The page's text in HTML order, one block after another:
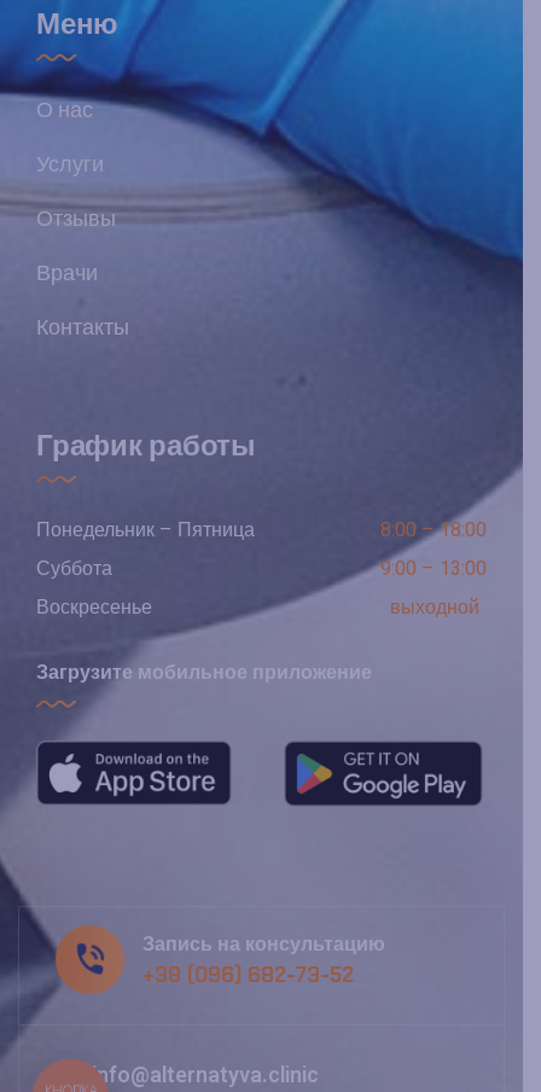
Меню
О нас
Услуги
Отзывы
Врачи
Контакты
График работы
Понедельник – Пятница
8:00 – 18:00
Суббота
9:00 – 13:00
Воскресенье
выходной
Загрузите мобильное приложение
Запись на консультацию
+38 (096) 682-73-52
info@alternatyva.clinic